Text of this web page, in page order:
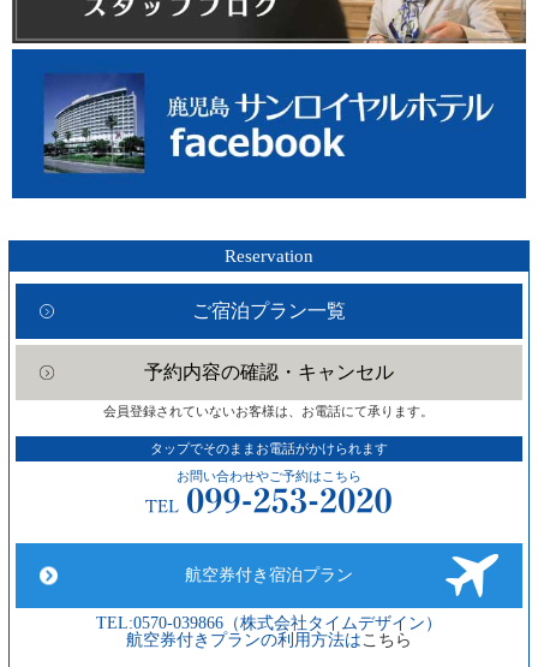
Reservation
ご宿泊プラン一覧
予約内容の確認・キャンセル
会員登録されていないお客様は、お電話にて承ります。
タップでそのままお電話がかけられます
お問い合わせやご予約はこちら
航空券付き宿泊プラン
TEL:0570-039866（株式会社タイムデザイン）
航空券付きプランの利用方法はこちら